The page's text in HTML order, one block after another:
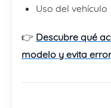
Uso del vehículo
👉 Descubre qué
modelo y evita